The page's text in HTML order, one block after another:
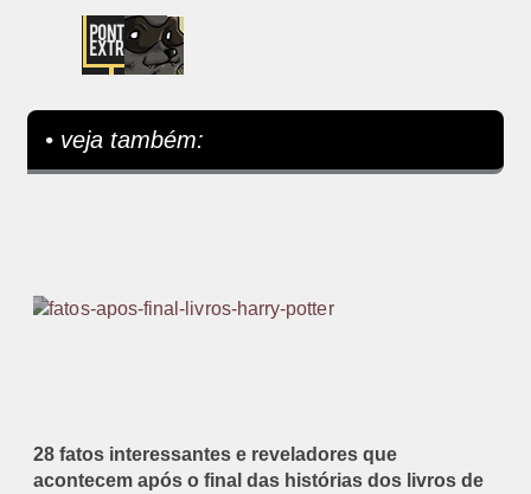
• veja também:
28 fatos interessantes e reveladores que
acontecem após o final das histórias dos livros de